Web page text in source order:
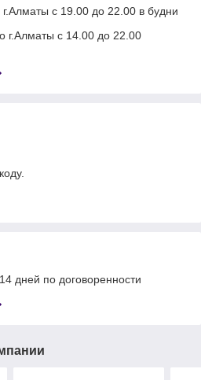
с 19.00 до 22.00 в будни
г.Алматы с 14.00 до 22.00
дней по договоренности